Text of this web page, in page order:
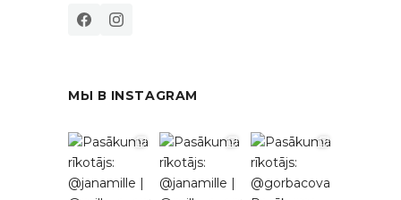
МЫ В INSTAGRAM